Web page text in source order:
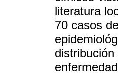
literatura
70 casos